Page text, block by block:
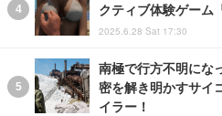
クティブ体験ゲーム
2025.6.28 Sat 17:30
南極で行方不明にな
密を解き明かすサイ
イラー！